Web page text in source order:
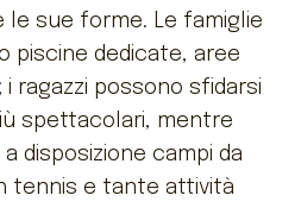
le sue forme. Le famiglie
piscine dedicate, aree
i ragazzi possono sfidarsi
spettacolari, mentre
disposizione campi da
tennis e tante attività